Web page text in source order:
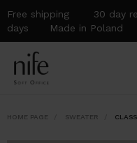
Free shipping 30 day
days Made in Poland
HOME PAGE SWEATER